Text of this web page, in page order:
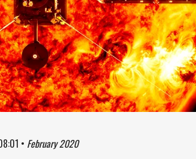
• February 2020